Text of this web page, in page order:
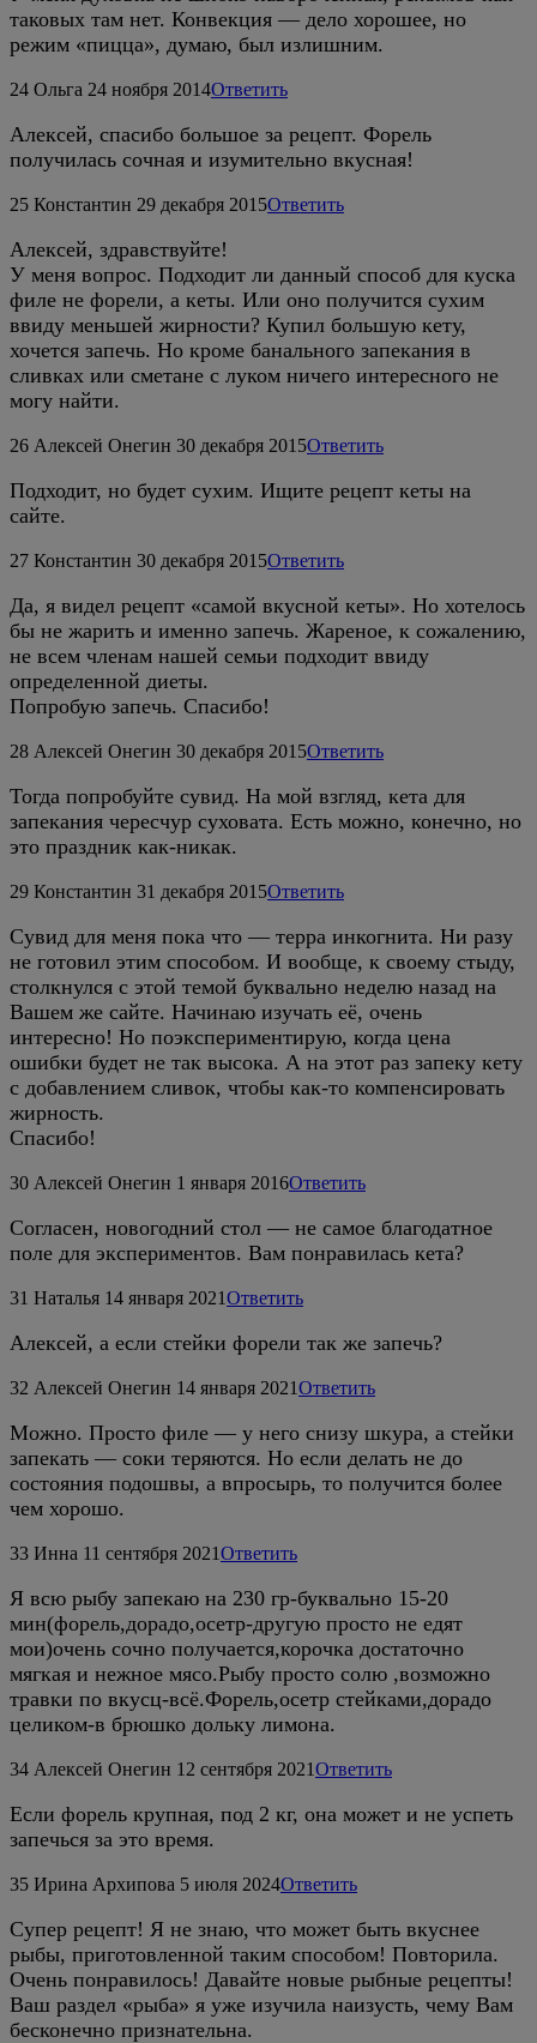
таковых там нет. Конвекция — дело хорошее, но
режим «пицца», думаю, был излишним.
24 Ольга 24 ноября 2014Ответить
Алексей, спасибо большое за рецепт. Форель
получилась сочная и изумительно вкусная!
25 Константин 29 декабря 2015Ответить
Алексей, здравствуйте!
У меня вопрос. Подходит ли данный способ для куска
филе не форели, а кеты. Или оно получится сухим
ввиду меньшей жирности? Купил большую кету,
хочется запечь. Но кроме банального запекания в
сливках или сметане с луком ничего интересного не
могу найти.
26 Алексей Онегин 30 декабря 2015Ответить
Подходит, но будет сухим. Ищите рецепт кеты на
сайте.
27 Константин 30 декабря 2015Ответить
Да, я видел рецепт «самой вкусной кеты». Но хотелось
бы не жарить и именно запечь. Жареное, к сожалению,
не всем членам нашей семьи подходит ввиду
определенной диеты.
Попробую запечь. Спасибо!
28 Алексей Онегин 30 декабря 2015Ответить
Тогда попробуйте сувид. На мой взгляд, кета для
запекания чересчур суховата. Есть можно, конечно, но
это праздник как-никак.
29 Константин 31 декабря 2015Ответить
Сувид для меня пока что — терра инкогнита. Ни разу
не готовил этим способом. И вообще, к своему стыду,
столкнулся с этой темой буквально неделю назад на
Вашем же сайте. Начинаю изучать её, очень
интересно! Но поэкспериментирую, когда цена
ошибки будет не так высока. А на этот раз запеку кету
с добавлением сливок, чтобы как-то компенсировать
жирность.
Спасибо!
30 Алексей Онегин 1 января 2016Ответить
Согласен, новогодний стол — не самое благодатное
поле для экспериментов. Вам понравилась кета?
31 Наталья 14 января 2021Ответить
Алексей, а если стейки форели так же запечь?
32 Алексей Онегин 14 января 2021Ответить
Можно. Просто филе — у него снизу шкура, а стейки
запекать — соки теряются. Но если делать не до
состояния подошвы, а впросырь, то получится более
чем хорошо.
33 Инна 11 сентября 2021Ответить
Я всю рыбу запекаю на 230 гр-буквально 15-20
мин(форель,дорадо,осетр-другую просто не едят
мои)очень сочно получается,корочка достаточно
мягкая и нежное мясо.Рыбу просто солю ,возможно
травки по вкусц-всё.Форель,осетр стейками,дорадо
целиком-в брюшко дольку лимона.
34 Алексей Онегин 12 сентября 2021Ответить
Если форель крупная, под 2 кг, она может и не успеть
запечься за это время.
35 Ирина Архипова 5 июля 2024Ответить
Супер рецепт! Я не знаю, что может быть вкуснее
рыбы, приготовленной таким способом! Повторила.
Очень понравилось! Давайте новые рыбные рецепты!
Ваш раздел «рыба» я уже изучила наизусть, чему Вам
бесконечно признательна.